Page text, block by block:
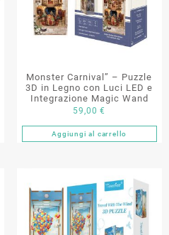
Monster Carnival” – Puzzle
3D in Legno con Luci LED e
Integrazione Magic Wand
59,00€
Aggiungi al carrello